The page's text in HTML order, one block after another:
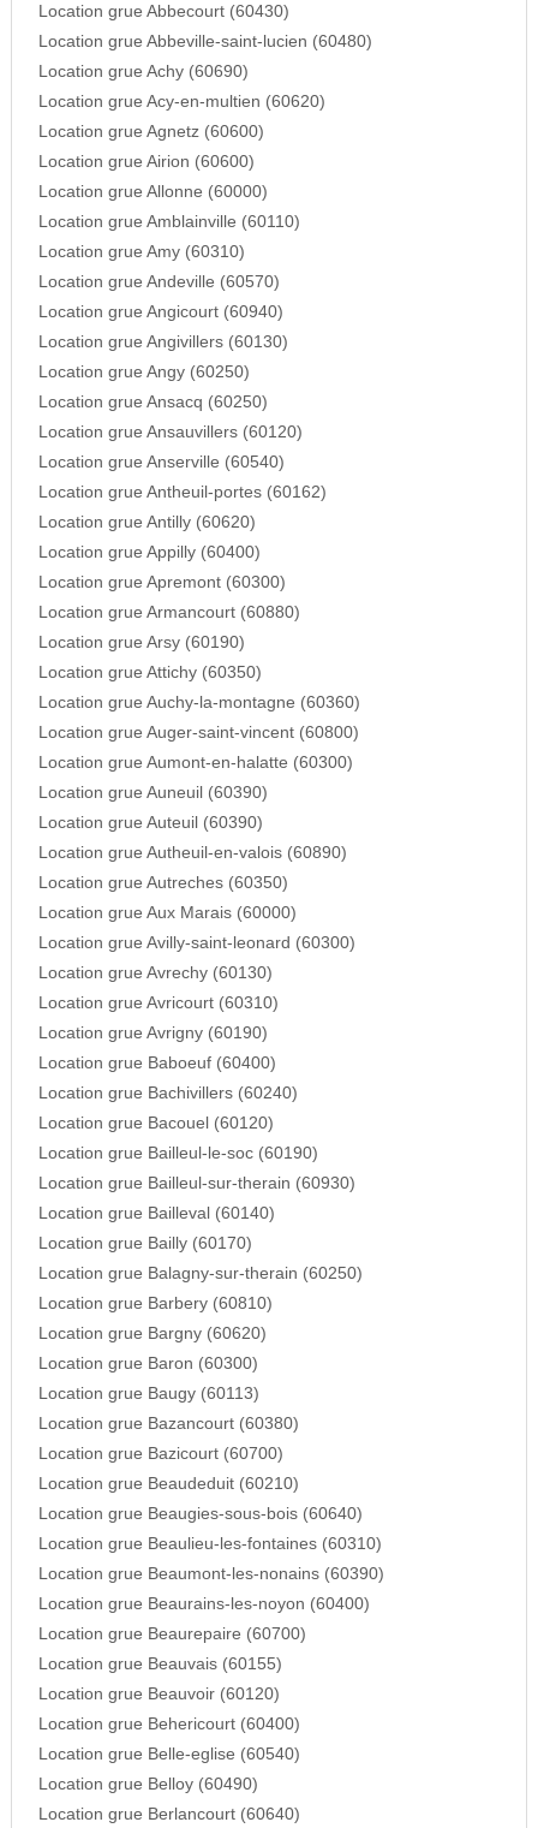
Location grue Abbecourt (60430)
Location grue Abbeville-saint-lucien (60480)
Location grue Achy (60690)
Location grue Acy-en-multien (60620)
Location grue Agnetz (60600)
Location grue Airion (60600)
Location grue Allonne (60000)
Location grue Amblainville (60110)
Location grue Amy (60310)
Location grue Andeville (60570)
Location grue Angicourt (60940)
Location grue Angivillers (60130)
Location grue Angy (60250)
Location grue Ansacq (60250)
Location grue Ansauvillers (60120)
Location grue Anserville (60540)
Location grue Antheuil-portes (60162)
Location grue Antilly (60620)
Location grue Appilly (60400)
Location grue Apremont (60300)
Location grue Armancourt (60880)
Location grue Arsy (60190)
Location grue Attichy (60350)
Location grue Auchy-la-montagne (60360)
Location grue Auger-saint-vincent (60800)
Location grue Aumont-en-halatte (60300)
Location grue Auneuil (60390)
Location grue Auteuil (60390)
Location grue Autheuil-en-valois (60890)
Location grue Autreches (60350)
Location grue Aux Marais (60000)
Location grue Avilly-saint-leonard (60300)
Location grue Avrechy (60130)
Location grue Avricourt (60310)
Location grue Avrigny (60190)
Location grue Baboeuf (60400)
Location grue Bachivillers (60240)
Location grue Bacouel (60120)
Location grue Bailleul-le-soc (60190)
Location grue Bailleul-sur-therain (60930)
Location grue Bailleval (60140)
Location grue Bailly (60170)
Location grue Balagny-sur-therain (60250)
Location grue Barbery (60810)
Location grue Bargny (60620)
Location grue Baron (60300)
Location grue Baugy (60113)
Location grue Bazancourt (60380)
Location grue Bazicourt (60700)
Location grue Beaudeduit (60210)
Location grue Beaugies-sous-bois (60640)
Location grue Beaulieu-les-fontaines (60310)
Location grue Beaumont-les-nonains (60390)
Location grue Beaurains-les-noyon (60400)
Location grue Beaurepaire (60700)
Location grue Beauvais (60155)
Location grue Beauvoir (60120)
Location grue Behericourt (60400)
Location grue Belle-eglise (60540)
Location grue Belloy (60490)
Location grue Berlancourt (60640)